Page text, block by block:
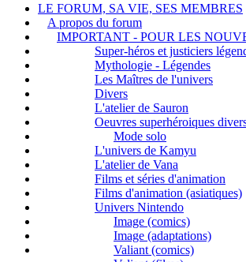
LE FORUM, SA VIE, SES MEMBRES
A propos du forum
IMPORTANT - POUR LES
Super-héros et justiciers
Mythologie - Légendes
Les Maîtres de l'univers
Divers
L'atelier de Sauron
Oeuvres superhéroiques
Mode solo
L'univers de Kamyu
L'atelier de Vana
Films et séries d'animation
Films d'animation (asiatiques)
Univers Nintendo
Image (comics)
Image (adaptations)
Valiant (comics)